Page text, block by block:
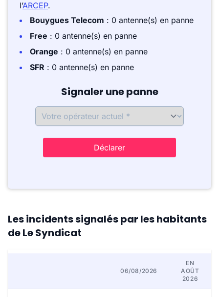
l’ARCEP.
Bouygues Telecom : 0 antenne(s) en panne
Free : 0 antenne(s) en panne
Orange : 0 antenne(s) en panne
SFR : 0 antenne(s) en panne
Signaler une panne
Déclarer
Les incidents signalés par les habitants
de Le Syndicat
06/08/2026
EN
AOÛT
2026